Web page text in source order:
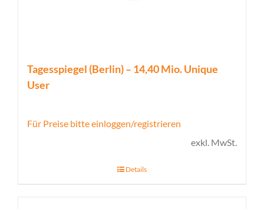
Tagesspiegel (Berlin) – 14,40 Mio. Unique
User
Für Preise bitte einloggen/registrieren
exkl. MwSt.
Details